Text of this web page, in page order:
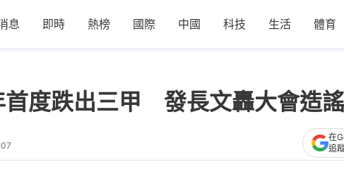
息 即時 熱榜 國際 中國 科技 生活 體育
首度跌出三甲 發長文轟大會造
在
追